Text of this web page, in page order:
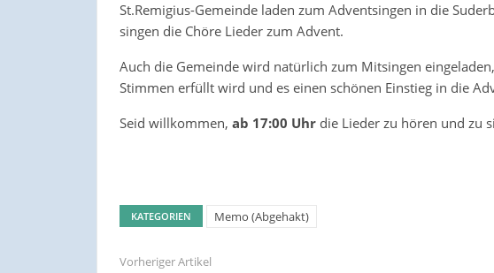
St.Remigius-Gemeinde laden zum Adventsingen in die
singen die Chöre Lieder zum Advent.
Auch die Gemeinde wird natürlich zum Mitsingen
Stimmen erfüllt wird und es einen schönen Einstieg in die
Seid willkommen, ab 17:00 Uhrdie Lieder zu hören und zu
KATEGORIEN Memo (Abgehakt)
Vorheriger Artikel